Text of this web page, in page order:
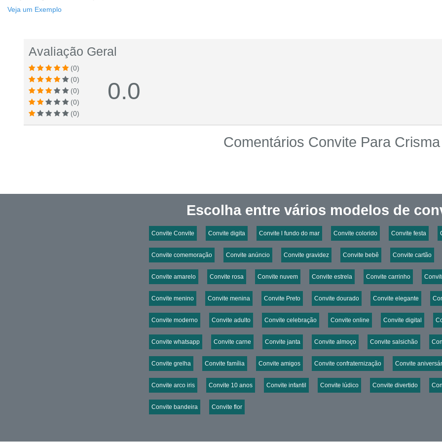
Veja um Exemplo
Avaliação Geral
(0)
(0)
(0)
(0)
(0)
0.0
Comentários Convite Para Crisma
Escolha entre vários modelos de
Convite Convite Convite digita Convite l fundo do mar Convite colorido Convite festa
Convite comemoração Convite anúncio Convite gravidez Convite bebê Convite cartão
Convite amarelo Convite rosa Convite nuvem Convite estrela Convite carrinho
Convite menino Convite menina Convite Preto Convite dourado Convite elegante
Convite moderno Convite adulto Convite celebração Convite online Convite digital
Convite whatsapp Convite carne Convite janta Convite almoço Convite salsichão
Convite grelha Convite família Convite amigos Convite confraternização Convite
Convite arco iris Convite 10 anos Convite infantil Convite lúdico Convite divertido
Convite bandeira Convite flor